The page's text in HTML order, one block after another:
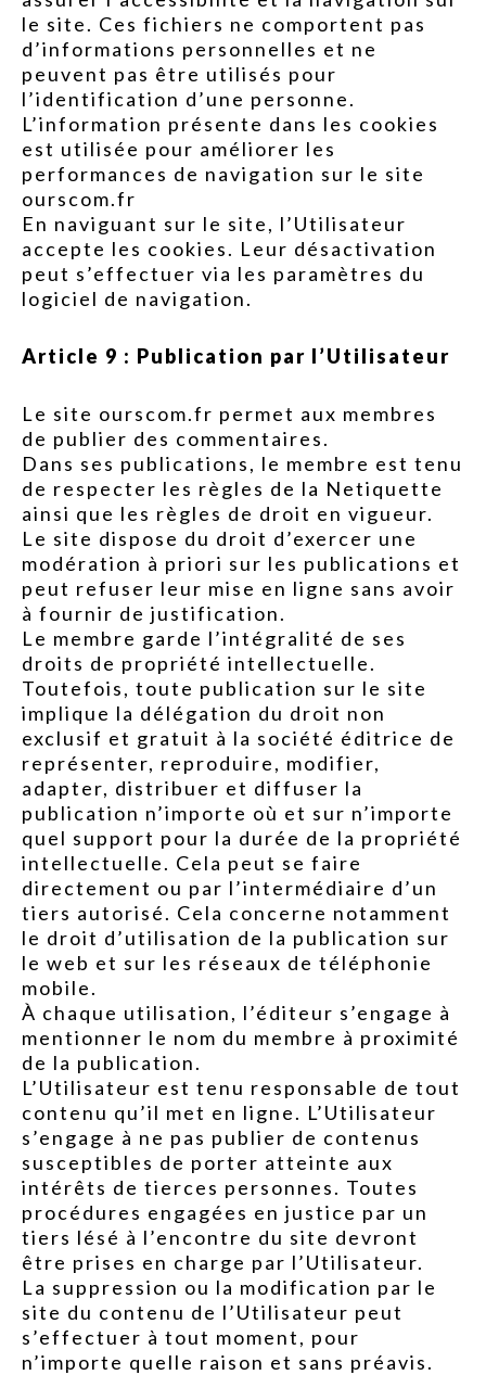
le site. Ces fichiers ne comportent pas
d’informations personnelles et ne
peuvent pas être utilisés pour
l’identification d’une personne.
L’information présente dans les cookies
est utilisée pour améliorer les
performances de navigation sur le site
ourscom.fr
En naviguant sur le site, l’Utilisateur
accepte les cookies. Leur désactivation
peut s’effectuer via les paramètres du
logiciel de navigation.
Article 9 : Publication par l’Utilisateur
Le site ourscom.fr permet aux membres
de publier des commentaires.
Dans ses publications, le membre est tenu
de respecter les règles de la Netiquette
ainsi que les règles de droit en vigueur.
Le site dispose du droit d’exercer une
modération à priori sur les publications et
peut refuser leur mise en ligne sans avoir
à fournir de justification.
Le membre garde l’intégralité de ses
droits de propriété intellectuelle.
Toutefois, toute publication sur le site
implique la délégation du droit non
exclusif et gratuit à la société éditrice de
représenter, reproduire, modifier,
adapter, distribuer et diffuser la
publication n’importe où et sur n’importe
quel support pour la durée de la propriété
intellectuelle. Cela peut se faire
directement ou par l’intermédiaire d’un
tiers autorisé. Cela concerne notamment
le droit d’utilisation de la publication sur
le web et sur les réseaux de téléphonie
mobile.
À chaque utilisation, l’éditeur s’engage à
mentionner le nom du membre à proximité
de la publication.
L’Utilisateur est tenu responsable de tout
contenu qu’il met en ligne. L’Utilisateur
s’engage à ne pas publier de contenus
susceptibles de porter atteinte aux
intérêts de tierces personnes. Toutes
procédures engagées en justice par un
tiers lésé à l’encontre du site devront
être prises en charge par l’Utilisateur.
La suppression ou la modification par le
site du contenu de l’Utilisateur peut
s’effectuer à tout moment, pour
n’importe quelle raison et sans préavis.